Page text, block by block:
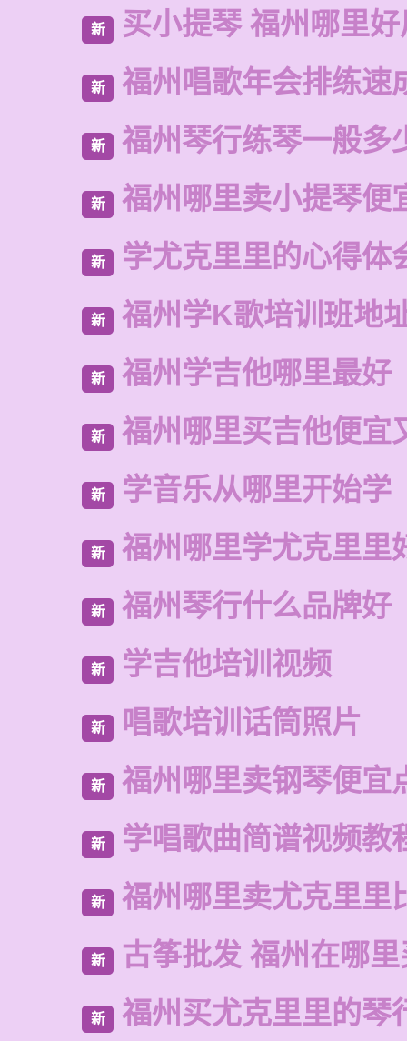
新 买小提琴 福州哪里
新 福州唱歌年会排练速
新 福州琴行练琴一般多
新 福州哪里卖小提琴便
新 学尤克里里的心得体
新 福州学K歌培训班地
新 福州学吉他哪里最好
新 福州哪里买吉他便宜
新 学音乐从哪里开始学
新 福州哪里学尤克里里
新 福州琴行什么品牌好
新 学吉他培训视频
新 唱歌培训话筒照片
新 福州哪里卖钢琴便宜
新 学唱歌曲简谱视频教
新 福州哪里卖尤克里里
新 古筝批发 福州在哪
新 福州买尤克里里的琴